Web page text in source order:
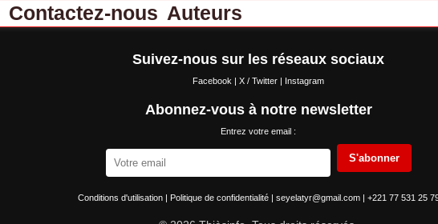
Contactez-nous Auteurs
Suivez-nous sur les réseaux sociaux
Facebook | X / Twitter | Instagram
Abonnez-vous à notre newsletter
Entrez votre email :
S'abonner
Conditions d'utilisation | Politique de confidentialité | seyelatyr@gmail.com | +221 77 531 25